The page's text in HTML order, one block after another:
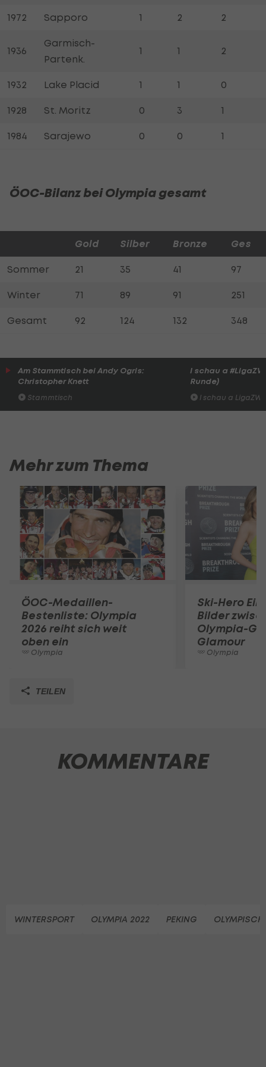
1972 Sapporo 1 2 2
1936
Garmisch-
Partenk.
1 1 2
1932 Lake Placid 1 1 0
1928 St. Moritz 0 3 1
1984 Sarajewo 0 0 1
ÖOC-Bilanz bei Olympia gesamt
Gold Silber Bronze Ges
Sommer 21 35 41 97
Winter 71 89 91 251
Gesamt 92 124 132 348
Am Stammtisch bei Andy Ogris:
Christopher Knett
Stammtisch
I schau a
Runde)
I schau a LigaZWA
Mehr zum Thema
ÖOC-Medaillen-
Bestenliste: Olympia
2026 reiht sich weit
oben ein
Olympia
Ski-Hero
Bilder
Olympia-
Glamour
Olympia
TEILEN
KOMMENTARE
WINTERSPORT OLYMPIA 2022 PEKING